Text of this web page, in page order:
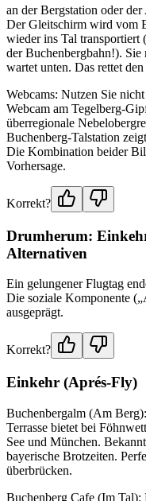
an der Bergstation oder
Der Gleitschirm wird vom
wieder ins Tal transportiert
der Buchenbergbahn!). Sie
wartet unten. Das rettet
Webcams: Nutzen Sie
Webcam am Tegelberg-
überregionale
Buchenberg-Talstation
Die Kombination beider
Vorhersage.
Korrekt?
Drumherum:
Alternativen
Ein gelungener Flugtag
Die soziale Komponente
ausgeprägt.
Korrekt?
Einkehr (Aprés-Fly)
Buchenbergalm (Am
Terrasse bietet bei
See und München.
bayerische Brotzeiten.
überbrücken.
Buchenberg Cafe (Im